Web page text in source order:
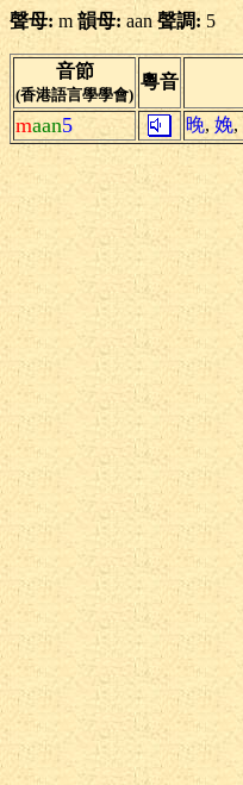
聲母: m 韻母:aan聲調: 5
音節
(香港語言學學會)
粵音
maan5 晚, 娩,